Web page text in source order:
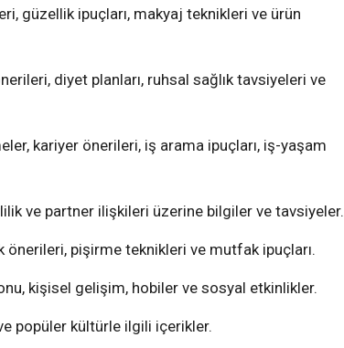
güzellik ipuçları, makyaj teknikleri ve ürün
diyet planları, ruhsal sağlık tavsiyeleri ve
kariyer önerileri, iş arama ipuçları, iş-yaşam
ve partner ilişkileri üzerine bilgiler ve tavsiyeler.
önerileri, pişirme teknikleri ve mutfak ipuçları.
kişisel gelişim, hobiler ve sosyal etkinlikler.
popüler kültürle ilgili içerikler.